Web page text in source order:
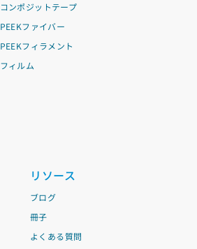
コンポジットテープ
PEEKファイバー
PEEKフィラメント
フィルム
リソース
ブログ
冊子
よくある質問